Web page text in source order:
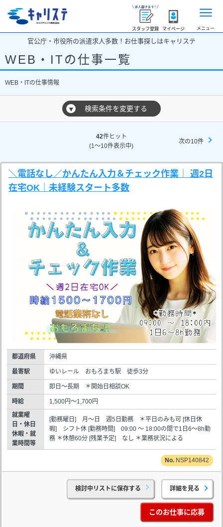
スタッフ登録 マイページ メニュー
官公庁・市役所の派遣求人多数！お仕事探しはキャリステ
WEB・ITの仕事一覧
WEB・ITの仕事情報
▼ 検索条件を変更する
42件ヒット
(1～10件表示中)
次の10件
＼電話なし／かんたん入力＆チェック作業｜ 週2日
在宅OK｜未経験スタート多数
都道府県 沖縄県
最寄駅 ゆいレール おもろまち駅 徒歩3分
期間 即日～長期 ＊開始日相談OK
時給
1,500円～1,700円
就業曜
日・休日
休暇・就
業時間等
[勤務曜日] 月～日 週5日勤務 ＊平日のみも可 [休日休
暇] シフト休 [勤務時間] 09:00 ～ 18:00の間で1日6～8h勤
務 ＊休憩60分 [残業予定] なし ＊業務状況による
NSP140842
検討中リストに保存する 詳細を見る
このお仕事に応募